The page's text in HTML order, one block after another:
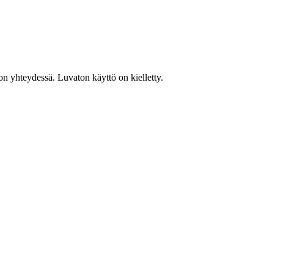
yhteydessä. Luvaton käyttö on kielletty.